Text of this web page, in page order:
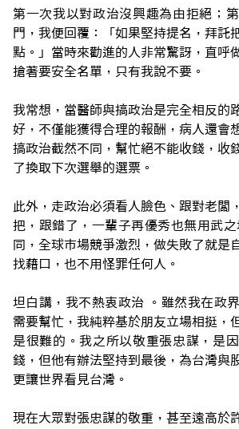
第一次我以對政治沒興趣為由拒絕；
門，我便回覆：「如果堅持提名，拜託
點。」當時來勸進的人非常驚訝，直呼
搶著要安全名單，只有我說不要。
我常想，當醫師與搞政治是完全相反的
好，不僅能獲得合理的報酬，病人還會
搞政治截然不同，幫忙絕不能收錢，收
了換取下次選舉的選票。
此外，走政治必須看人臉色、跟對老闆
把，跟錯了，一輩子再優秀也無用武
同，全球市場競爭激烈，做失敗了就是
找藉口，也不用怪罪任何人。
坦白講，我不熱衷政治 。雖然我在政
需要幫忙，我純粹基於朋友立場相挺，
是很難的。我之所以敬重張忠謀，是
錢，但他有辦法堅持到最後，為台灣與
更讓世界看見台灣。
現在大眾對張忠謀的敬重，甚至遠高於